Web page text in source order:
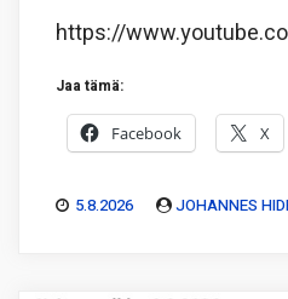
https://
Jaa tämä:
Facebook X
5.8.2026 JOHANNES